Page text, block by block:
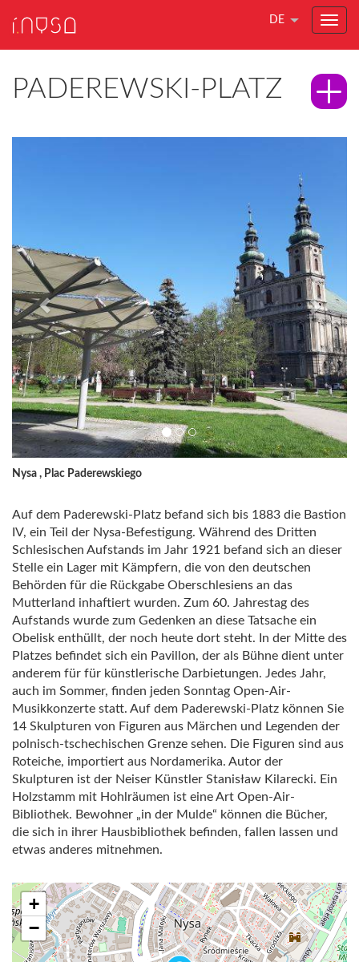
DE
PADEREWSKI-PLATZ
Nysa , Plac Paderewskiego
Auf dem Paderewski-Platz befand sich bis 1883 die Bastion
IV, ein Teil der Nysa-Befestigung. Während des Dritten
Schlesischen Aufstands im Jahr 1921 befand sich an dieser
Stelle ein Lager mit Kämpfern, die von den deutschen
Behörden für die Rückgabe Oberschlesiens an das
Mutterland inhaftiert wurden. Zum 60. Jahrestag des
Aufstands wurde zum Gedenken an diese Tatsache ein
Obelisk enthüllt, der noch heute dort steht. In der Mitte des
Platzes befindet sich ein Pavillon, der als Bühne dient unter
anderem für für künstlerische Darbietungen. Jedes Jahr,
auch im Sommer, finden jeden Sonntag Open-Air-
Musikkonzerte statt. Auf dem Paderewski-Platz können Sie
14 Skulpturen von Figuren aus Märchen und Legenden der
polnisch-tschechischen Grenze sehen. Die Figuren sind aus
Roteiche, importiert aus Nordamerika. Autor der
Skulpturen ist der Neiser Künstler Stanisław Kilarecki. Ein
Holzstamm mit Hohlräumen ist eine Art Open-Air-
Bibliothek. Bewohner „in der Mulde“ können die Bücher,
die sich in ihrer Hausbibliothek befinden, fallen lassen und
etwas anderes mitnehmen.
+
−